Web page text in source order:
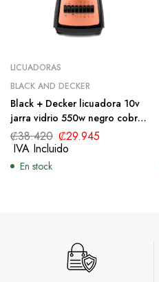
LICUADORAS
BLACK AND DECKER
Black + Decker licuadora 10v
jarra vidrio 550w negro cobre
BLBD210GBC
₡38.420 ₡29.945
IVA Incluido
En stock